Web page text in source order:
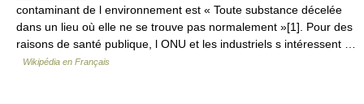
contaminant de l environnement est « Toute substance décelée
dans un lieu où elle ne se trouve pas normalement »[1]. Pour des
raisons de santé publique, l ONU et les industriels s intéressent …
Wikipédia en Français